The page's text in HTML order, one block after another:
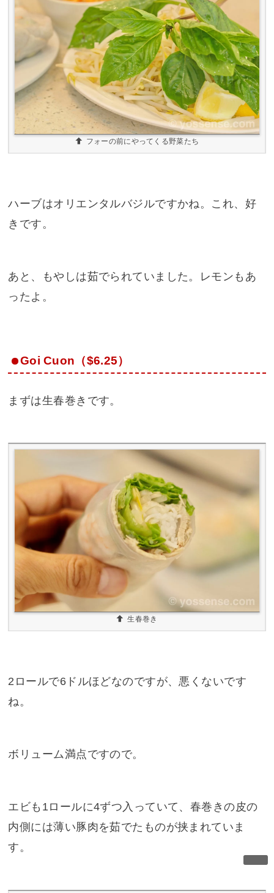
フォーの前にやってくる野菜たち
ハーブはオリエンタルバジルですかね。これ、好
きです。
あと、もやしは茹でられていました。レモンもあ
ったよ。
Goi Cuon（$6.25）
まずは生春巻きです。
生春巻き
2ロールで6ドルほどなのですが、悪くないです
ね。
ボリューム満点ですので。
エビも1ロールに4ずつ入っていて、春巻きの皮の
内側には薄い豚肉を茹でたものが挟まれていま
す。